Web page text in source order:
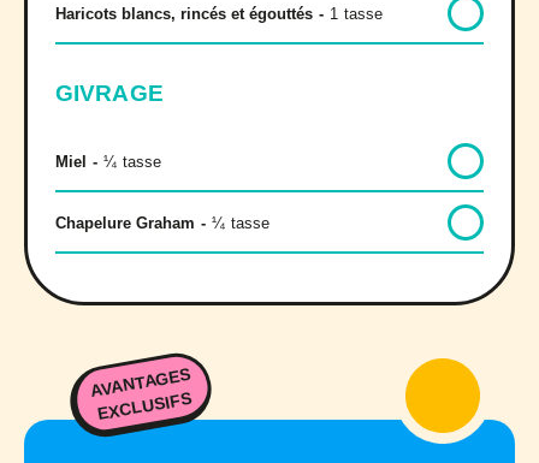
Haricots blancs, rincés et égouttés - 1 tasse
GIVRAGE
Miel - ¼ tasse
Chapelure Graham - ¼ tasse
AVANTAGES
EXCLUSIFS